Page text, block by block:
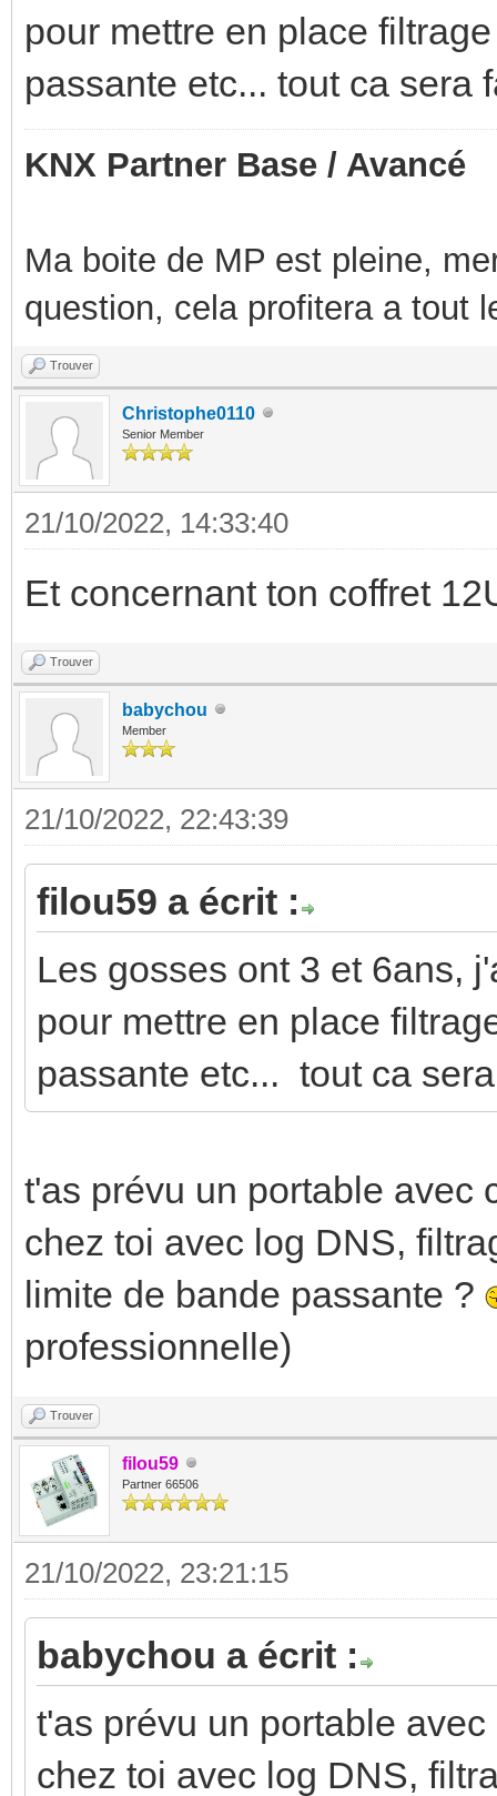
pour mettre en place
passante etc... tout ca sera
KNX Partner Base / Avancé
Ma boite de MP est pleine,
question, cela profitera a tout
Trouver
Christophe0110
Senior Member
21/10/2022, 14:33:40
Et concernant ton coffret
Trouver
babychou
Member
21/10/2022, 22:43:39
filou59 a écrit :
Les gosses ont 3 et 6ans,
pour mettre en place
passante etc... tout ca
t'as prévu un portable avec
chez toi avec log DNS,
limite de bande passante ?
professionnelle)
Trouver
filou59
Partner 66506
21/10/2022, 23:21:15
babychou a écrit :
t'as prévu un portable
chez toi avec log DNS,